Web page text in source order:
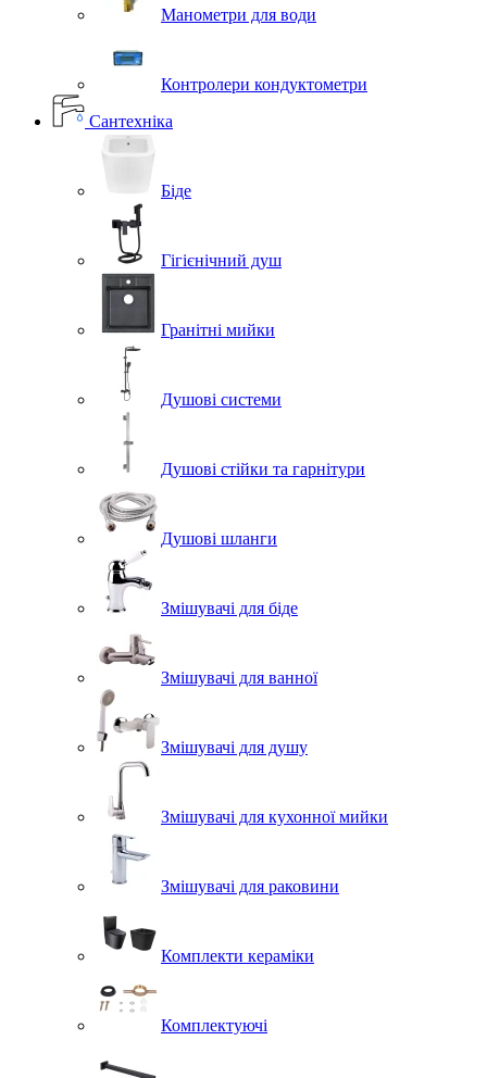
Манометри для води
Контролери кондуктометри
Сантехніка
Біде
Гігієнічний душ
Гранітні мийки
Душові системи
Душові стійки та гарнітури
Душові шланги
Змішувачі для біде
Змішувачі для ванної
Змішувачі для душу
Змішувачі для кухонної мийки
Змішувачі для раковини
Комплекти кераміки
Комплектуючі